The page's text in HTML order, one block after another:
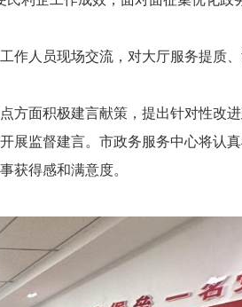
人员现场交流，对大厅服务提质
面积极建言献策，提出针对性改进
监督建言。市政务服务中心将认
获得感和满意度。